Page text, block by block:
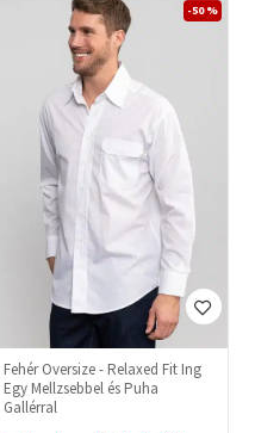
-50 %
Fehér Oversize - Relaxed Fit Ing
Egy Mellzsebbel és Puha
Gallérral